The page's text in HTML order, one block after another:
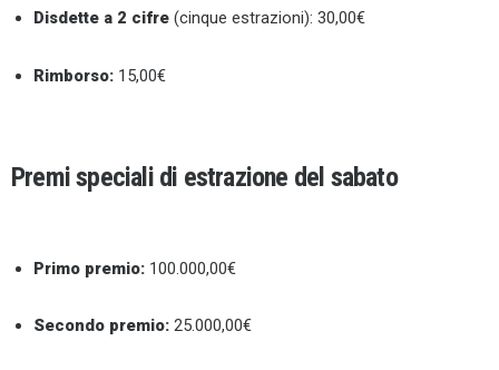
Disdette a 2 cifre (cinque estrazioni): 30,00€
Rimborso: 15,00€
Premi speciali di estrazione del sabato
Primo premio: 100.000,00€
Secondo premio: 25.000,00€